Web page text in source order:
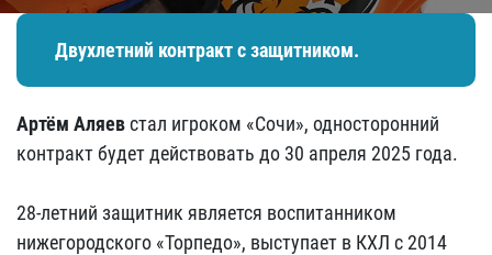
Двухлетний контракт с защитником.
Артём Аляевстал игроком «Сочи», односторонний
контракт будет действовать до 30 апреля 2025 года.
28-летний защитник является воспитанником
нижегородского «Торпедо», выступает в КХЛ с 2014